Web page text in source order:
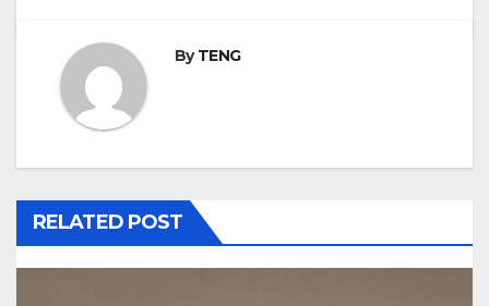
ByTENG
RELATED POST